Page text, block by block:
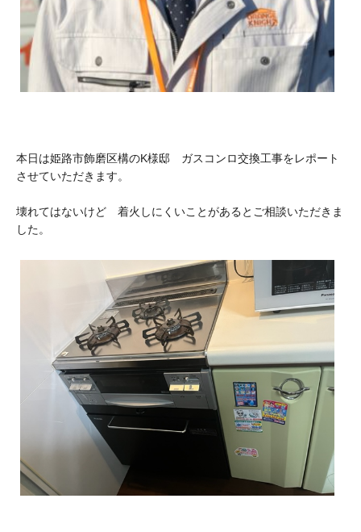
本日は姫路市飾磨区構のK様邸 ガスコンロ交換工事をレポート
させていただきます。
壊れてはないけど 着火しにくいことがあるとご相談いただきま
した。